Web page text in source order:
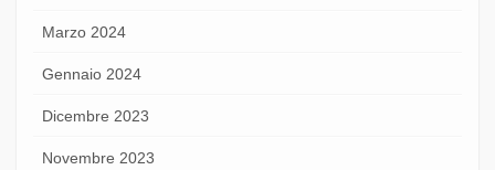
Marzo 2024
Gennaio 2024
Dicembre 2023
Novembre 2023